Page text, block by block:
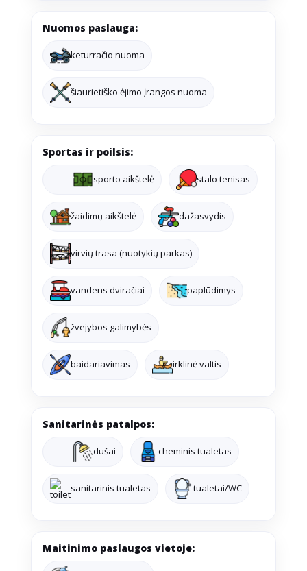
Nuomos paslauga:
keturračio nuoma
šiaurietiško ėjimo įrangos nuoma
Sportas ir poilsis:
sporto aikštelė stalo tenisas
žaidimų aikštelė dažasvydis
virvių trasa (nuotykių parkas)
vandens dviračiai paplūdimys
žvejybos galimybės
baidariavimas irklinė valtis
Sanitarinės patalpos:
dušai cheminis tualetas
sanitarinis tualetas tualetai/WC
Maitinimo paslaugos vietoje: